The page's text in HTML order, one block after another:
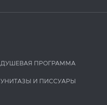
ДУШЕВАЯ ПРОГРАММА
УНИТАЗЫ И ПИCCУАРЫ